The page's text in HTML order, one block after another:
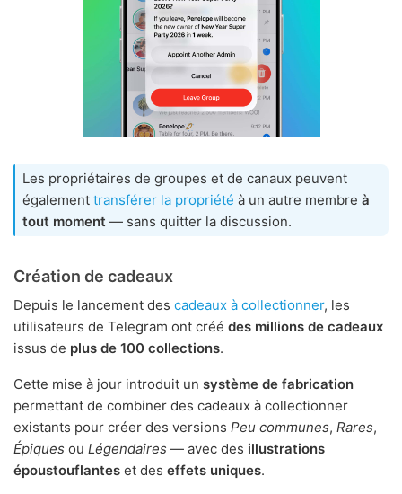
Les propriétaires de groupes et de canaux peuvent
également transférer la propriété à un autre membre à
tout moment — sans quitter la discussion.
Création de cadeaux
Depuis le lancement des cadeaux à collectionner, les
utilisateurs de Telegram ont créé des millions de cadeaux
issus de plus de 100 collections.
Cette mise à jour introduit un système de fabrication
permettant de combiner des cadeaux à collectionner
existants pour créer des versions Peu communes, Rares,
Épiques ou Légendaires — avec des illustrations
époustouflantes et des effets uniques.